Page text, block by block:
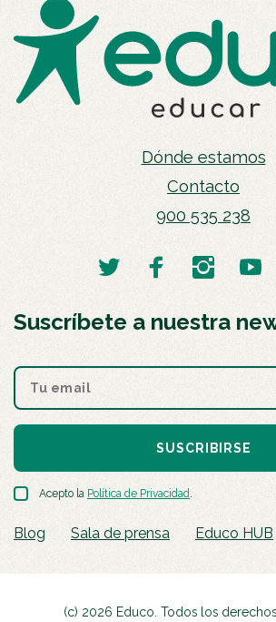
Dónde estamos
Contacto
900 535 238
Suscríbete a nuestra
SUSCRIBIRSE
Acepto la Política de Privacidad.
Blog Sala de prensa Educo HUB
(c) 2026 Educo. Todos los